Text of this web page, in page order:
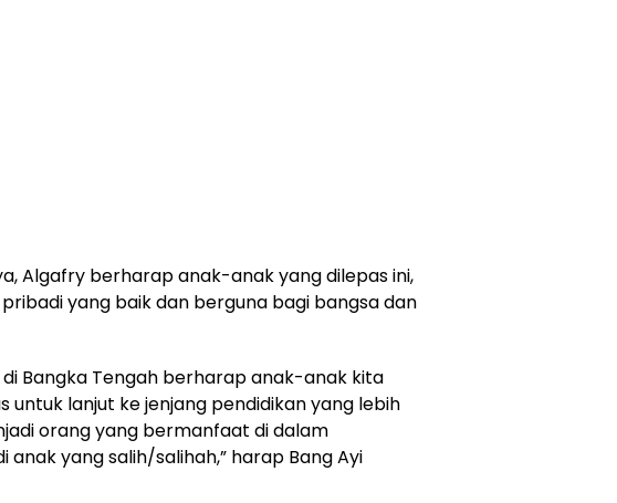
Algafry berharap anak-anak yang dilepas ini,
yang baik dan berguna bagi bangsa dan
di Bangka Tengah berharap anak-anak kita
untuk lanjut ke jenjang pendidikan yang lebih
orang yang bermanfaat di dalam
anak yang salih/salihah,” harap Bang Ayi